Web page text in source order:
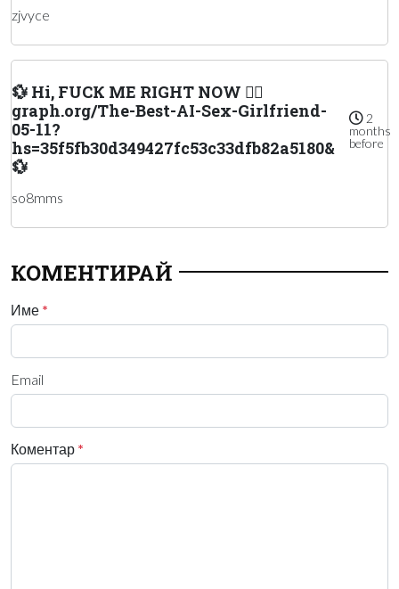
zjvyce
💱 Hi, FUСК ME RIGHT NOW 👉🏽
graph.org/The-Best-AI-Sex-Girlfriend-
05-11?
hs=35f5fb30d349427fc53c33dfb82a5180&
💱
2
months
before
so8mms
КОМЕНТИРАЙ
Име *
Email
Коментар *